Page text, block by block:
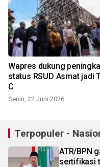
Wapres dukung
status RSUD Asmat jadi
C
Senin, 22 Juni 2026
Terpopuler -
ATR/BPN
sertifikasi